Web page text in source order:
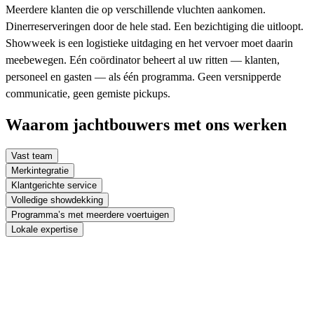
Meerdere klanten die op verschillende vluchten aankomen.
Dinerreserveringen door de hele stad. Een bezichtiging die uitloopt.
Showweek is een logistieke uitdaging en het vervoer moet daarin
meebewegen. Eén coördinator beheert al uw ritten — klanten,
personeel en gasten — als één programma. Geen versnipperde
communicatie, geen gemiste pickups.
Waarom jachtbouwers met ons werken
Vast team
Merkintegratie
Klantgerichte service
Volledige showdekking
Programma’s met meerdere voertuigen
Lokale expertise